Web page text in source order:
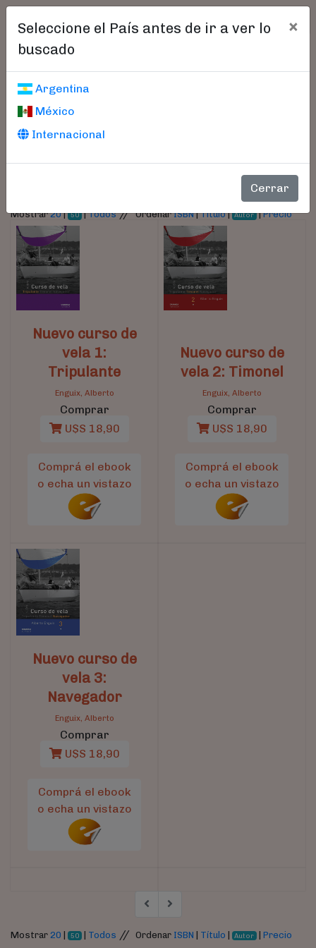
Seleccione el País antes de ir a ver lo
buscado
×
Argentina
México
Internacional
Cerrar
Libros encontrados
Parámetros
Mostrar20| 50 |Todos//OrdenarISBN|Título| Autor |Precio
Nuevo curso de
vela 1:
Tripulante
Enguix, Alberto
Comprar
U$S 18,90
Comprá el ebook
o echa un vistazo
Nuevo curso de
vela 2: Timonel
Enguix, Alberto
Comprar
U$S 18,90
Comprá el ebook
o echa un vistazo
Nuevo curso de
vela 3:
Navegador
Enguix, Alberto
Comprar
U$S 18,90
Comprá el ebook
o echa un vistazo
Mostrar 20 50 | Todos // Ordenar ISBN Título Autor |Precio